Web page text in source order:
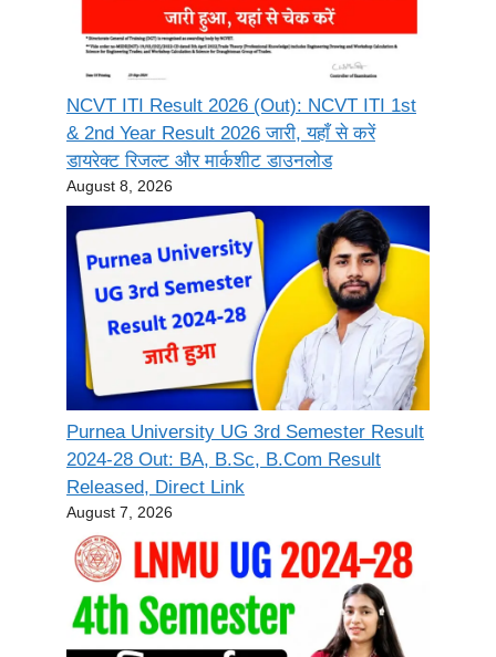
NCVT ITI Result 2026 (Out): NCVT ITI 1st
& 2nd Year Result 2026 जारी, यहाँ से करें
डायरेक्ट रिजल्ट और मार्कशीट डाउनलोड
August 8, 2026
Purnea University UG 3rd Semester Result
2024-28 Out: BA, B.Sc, B.Com Result
Released, Direct Link
August 7, 2026